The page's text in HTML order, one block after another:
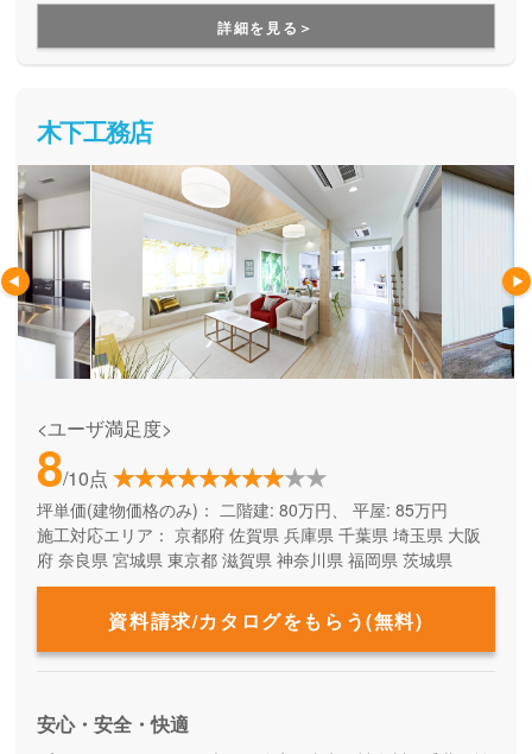
詳細を見る＞
木下工務店
<ユーザ満足度>
8/10点
坪単価(建物価格のみ)： 二階建: 80万円、 平屋: 85万円
施工対応エリア： 京都府 佐賀県 兵庫県 千葉県 埼玉県 大阪
府 奈良県 宮城県 東京都 滋賀県 神奈川県 福岡県 茨城県
資料請求/カタログをもらう(無料)
安心・安全・快適